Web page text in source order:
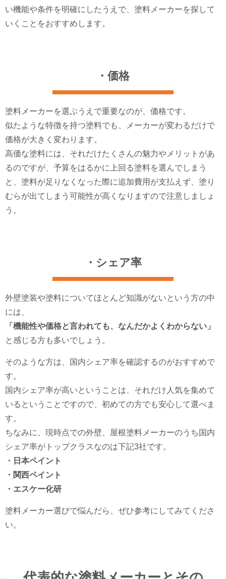
い機能や条件を明確にしたうえで、塗料メーカーを探して
いくことをおすすめします。
・価格
塗料メーカーを選ぶうえで重要なのが、価格です。
似たような特徴を持つ塗料でも、メーカーが変わるだけで
価格が大きく変わります。
高価な塗料には、それだけたくさんの魅力やメリットがあ
るのですが、予算をはるかに上回る塗料を選んでしまう
と、塗料が足りなくなった際に追加費用が支払えず、塗り
むらが出てしまう可能性が高くなりますので注意しましょ
う。
・シェア率
外壁塗装や塗料についてほとんど知識がないという方の中
には、
「機能性や価格と言われても、なんだかよくわからない」
と感じる方も多いでしょう。
そのような方は、国内シェア率を確認するのがおすすめで
す。
国内シェア率が高いということは、それだけ人気を集めて
いるということですので、初めての方でも安心して選べま
す。
ちなみに、現時点での外壁、屋根塗料メーカーのうち国内
シェア率がトップクラスなのは下記3社です。
・日本ペイント
・関西ペイント
・エスケー化研
塗料メーカー選びで悩んだら、ぜひ参考にしてみてくださ
い。